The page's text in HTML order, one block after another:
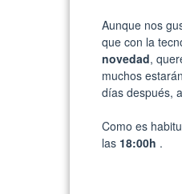
Aunque nos
que con la
novedad,
muchos
días después,
Como es
las 18:00h .